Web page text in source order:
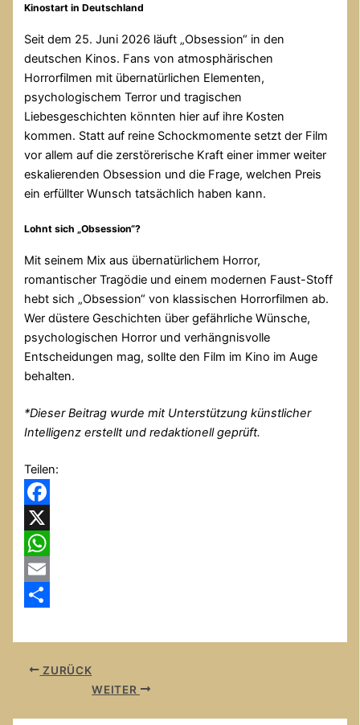
Kinostart in Deutschland
Seit dem 25. Juni 2026 läuft „Obsession“ in den
deutschen Kinos. Fans von atmosphärischen
Horrorfilmen mit übernatürlichen Elementen,
psychologischem Terror und tragischen
Liebesgeschichten könnten hier auf ihre Kosten
kommen. Statt auf reine Schockmomente setzt der Film
vor allem auf die zerstörerische Kraft einer immer weiter
eskalierenden Obsession und die Frage, welchen Preis
ein erfüllter Wunsch tatsächlich haben kann.
Lohnt sich „Obsession“?
Mit seinem Mix aus übernatürlichem Horror,
romantischer Tragödie und einem modernen Faust-Stoff
hebt sich „Obsession“ von klassischen Horrorfilmen ab.
Wer düstere Geschichten über gefährliche Wünsche,
psychologischen Horror und verhängnisvolle
Entscheidungen mag, sollte den Film im Kino im Auge
behalten.
*Dieser Beitrag wurde mit Unterstützung künstlicher
Intelligenz erstellt und redaktionell geprüft.
Teilen:
Facebook
X
WhatsApp
Email
ZURÜCK
WEITER